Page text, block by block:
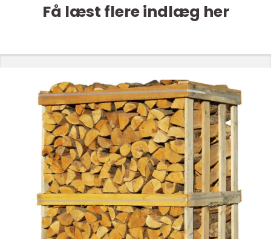
Få læst flere indlæg her